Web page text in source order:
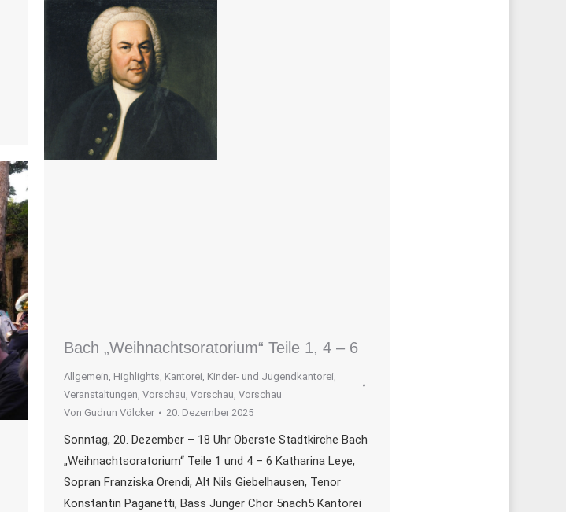
Bach „Weihnachtsoratorium“ Teile 1, 4 – 6
Allgemein, Highlights, Kantorei, Kinder- und Jugendkantorei,
Veranstaltungen, Vorschau, Vorschau, Vorschau
Von Gudrun Völcker 20. Dezember 2025
Sonntag, 20. Dezember – 18 Uhr Oberste Stadtkirche Bach
„Weihnachtsoratorium“ Teile 1 und 4 – 6 Katharina Leye,
Sopran Franziska Orendi, Alt Nils Giebelhausen, Tenor
Konstantin Paganetti, Bass Junger Chor 5nach5 Kantorei